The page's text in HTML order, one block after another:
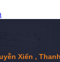
Xiển ,